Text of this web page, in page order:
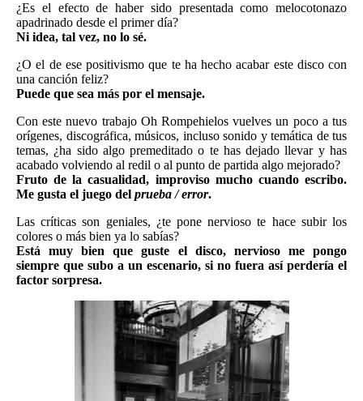
¿Es el efecto de haber sido presentada como melocotonazo
apadrinado desde el primer día?
Ni idea, tal vez, no lo sé.
¿O el de ese positivismo que te ha hecho acabar este disco con
una canción feliz?
Puede que sea más por el mensaje.
Con este nuevo trabajo Oh Rompehielos vuelves un poco a tus
orígenes, discográfica, músicos, incluso sonido y temática de tus
temas, ¿ha sido algo premeditado o te has dejado llevar y has
acabado volviendo al redil o al punto de partida algo mejorado?
Fruto de la casualidad, improviso mucho cuando escribo.
Me gusta el juego del prueba / error.
Las críticas son geniales, ¿te pone nervioso te hace subir los
colores o más bien ya lo sabías?
Está muy bien que guste el disco, nervioso me pongo
siempre que subo a un escenario, si no fuera así perdería el
factor sorpresa.